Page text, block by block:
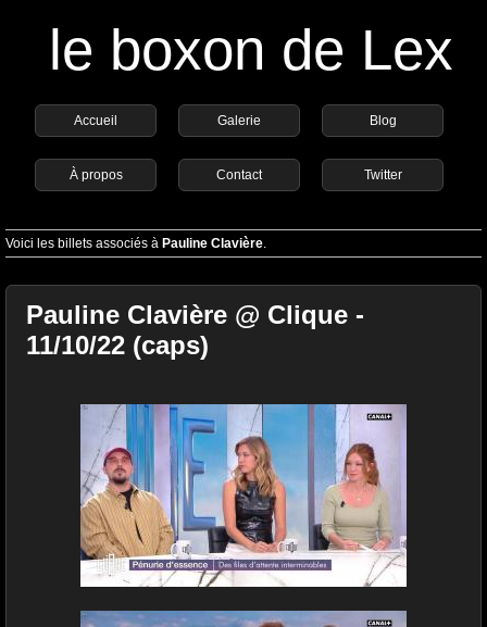
le boxon de Lex
Accueil Galerie Blog
À propos Contact Twitter
Voici les billets associés à Pauline Clavière.
Pauline Clavière @ Clique -
11/10/22 (caps)